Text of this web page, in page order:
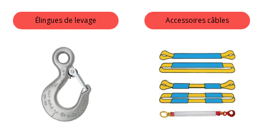
Élingues de levage Accessoires câbles